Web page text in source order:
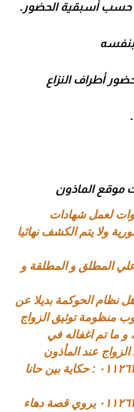
حسب أسبقية الحضور.
أطراف النزاع
موقع الماذون
لعمل شهادات
ولا يتم الكشف نهائيا
المطلق و المطلقة و
الحوكمة بديلا عن
منظومة توثيق الزواج
و ما تم اغفاله في
عند المأذون
مأذون شرعي مصر ٠١١٢٦٣٦٠٣٢٦ : حكاية بين حانا
مأذون شرعي مصر ٠١١٢٦٣٦٠٣٢٦ يروي قصة دهاء